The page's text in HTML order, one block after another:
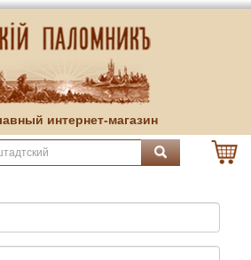
интернет-магазин